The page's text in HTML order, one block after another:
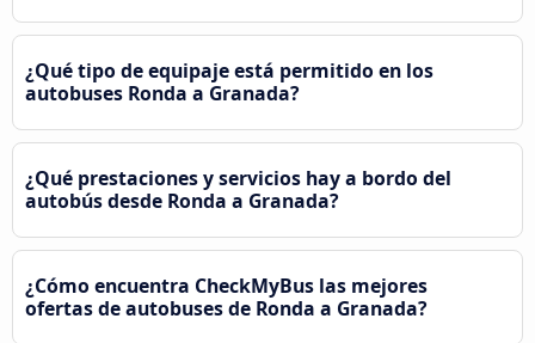
¿Qué tipo de equipaje está permitido en los
autobuses Ronda a Granada?
¿Qué prestaciones y servicios hay a bordo del
autobús desde Ronda a Granada?
¿Cómo encuentra CheckMyBus las mejores
ofertas de autobuses de Ronda a Granada?